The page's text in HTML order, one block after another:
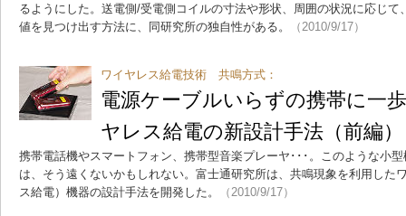
るようにした。送電側/受電側コイルの寸法や形状、周囲の状況に応じ
値を見つけ出す方法に、同研究所の独自性がある。
（2010/9/17）
ワイヤレス給電技術 共鳴方式：
電源ケーブルいらずの携帯に一
ヤレス給電の新設計手法（前編）
携帯電話機やスマートフォン、携帯型音楽プレーヤ･･･。このような小
は、そう遠くないかもしれない。富士通研究所は、共鳴現象を利用した
ス給電）機器の設計手法を開発した。
（2010/9/17）